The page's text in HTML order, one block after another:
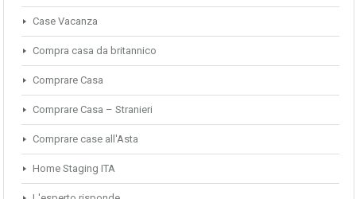
Case Vacanza
Compra casa da britannico
Comprare Casa
Comprare Casa – Stranieri
Comprare case all'Asta
Home Staging ITA